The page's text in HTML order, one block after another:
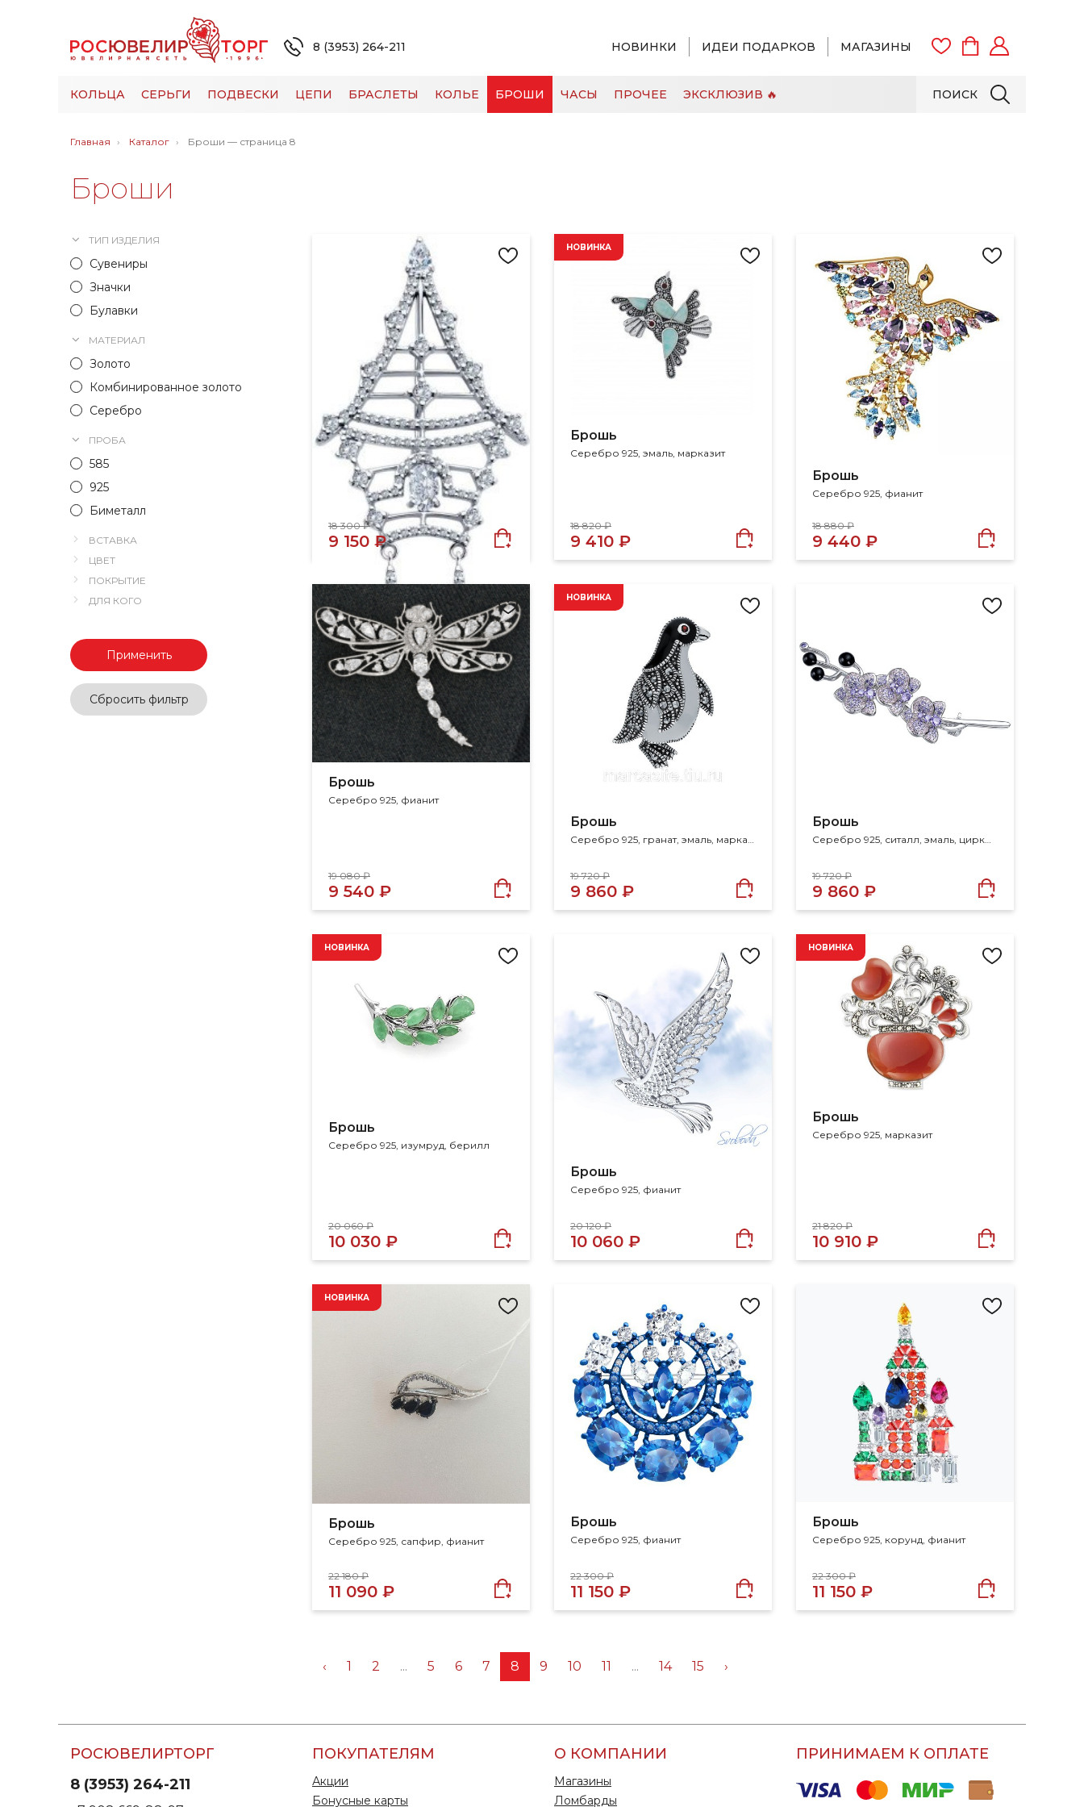
8 (3953) 264-211 НОВИНКИ ИДЕИ ПОДАРКОВ МАГАЗИНЫ
ПОИСК
КОЛЬЦА СЕРЬГИ ПОДВЕСКИ ЦЕПИ БРАСЛЕТЫ КОЛЬЕ БРОШИ ЧАСЫ ПРОЧЕЕ ЭКСКЛЮЗИВ 🔥
Главная Каталог Броши — страница 8
Броши
ТИП ИЗДЕЛИЯ
Сувениры
Значки
Булавки
МАТЕРИАЛ
Золото
Комбинированное золото
Серебро
ПРОБА
585
925
Биметалл
ВСТАВКА
ЦВЕТ
ПОКРЫТИЕ
ДЛЯ КОГО
Применить
Сбросить фильтр
18 300 ₽
9 150 ₽
Брошь
Серебро 925, эмаль, марказит
НОВИНКА
18 820 ₽
9 410 ₽
Брошь
Серебро 925, фианит
18 880 ₽
9 440 ₽
Брошь
Серебро 925, фианит
19 080 ₽
9 540 ₽
Брошь
НОВИНКА
19 720 ₽
9 860 ₽
Брошь
Серебро 925, ситалл, эмаль, циркон
19 720 ₽
9 860 ₽
Брошь
Серебро 925, изумруд, берилл
НОВИНКА
20 060 ₽
10 030 ₽
Брошь
Серебро 925, фианит
20 120 ₽
10 060 ₽
Брошь
Серебро 925, марказит
НОВИНКА
21 820 ₽
10 910 ₽
Брошь
Серебро 925, сапфир, фианит
НОВИНКА
22 180 ₽
11 090 ₽
Брошь
Серебро 925, фианит
22 300 ₽
11 150 ₽
Брошь
Серебро 925, корунд, фианит
22 300 ₽
11 150 ₽
‹ 1 2 ... 5 6 7 8 9 10 11 ... 14 15 ›
РОСЮВЕЛИРТОРГ
8 (3953) 264-211
ПОКУПАТЕЛЯМ
Акции
Бонусные карты
О КОМПАНИИ
Магазины
Ломбарды
ПРИНИМАЕМ К ОПЛАТЕ